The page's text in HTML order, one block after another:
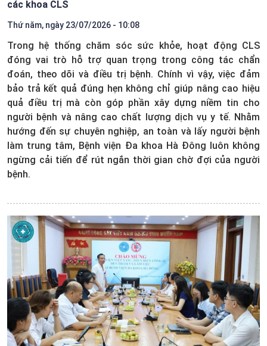
các khoa CLS
Thứ năm, ngày 23/07/2026 - 10:08
Trong hệ thống chăm sóc sức khỏe, hoạt động CLS
đóng vai trò hỗ trợ quan trọng trong công tác chẩn
đoán, theo dõi và điều trị bệnh. Chính vì vậy, việc đảm
bảo trả kết quả đúng hẹn không chỉ giúp nâng cao hiệu
quả điều trị mà còn góp phần xây dựng niềm tin cho
người bệnh và nâng cao chất lượng dịch vụ y tế. Nhằm
hướng đến sự chuyên nghiệp, an toàn và lấy người bệnh
làm trung tâm, Bệnh viện Đa khoa Hà Đông luôn không
ngừng cải tiến để rút ngắn thời gian chờ đợi của người
bệnh.